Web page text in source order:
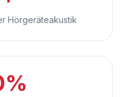
Hörgeräteakustik